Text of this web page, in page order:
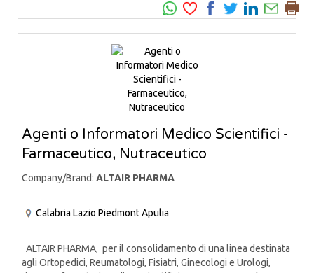
Agenti o Informatori Medico Scientifici -
Farmaceutico, Nutraceutico
Company/Brand: ALTAIR PHARMA
Calabria Lazio PiedmontApulia
ALTAIR PHARMA, per il consolidamento di una linea destinata
agli Ortopedici, Reumatologi, Fisiatri, Ginecologi e Urologi,